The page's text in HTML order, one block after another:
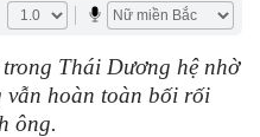
Thái Dương hệ nhờ
vẫn hoàn toàn bối rối
ông.